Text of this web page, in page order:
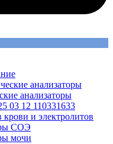
анализаторы
анализаторы
крови и электролитов
СОЭ
мочи